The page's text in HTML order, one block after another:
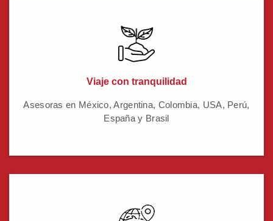
Viaje con tranquilidad
Asesoras en México, Argentina, Colombia, USA, Perú,
España y Brasil